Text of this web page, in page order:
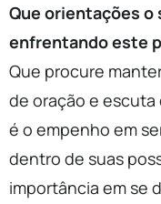
Que orientações o
enfrentando este
Que procure
de oração e escuta
é o empenho em
dentro de suas
importância em se